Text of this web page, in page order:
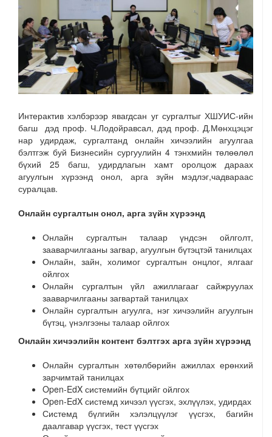
Интерактив хэлбэрээр явагдсан уг сургалтыг ХШУИС-ийн
багш дэд проф. Ч.Лодойравсал, дэд проф. Д.Мөнхцэцэг
нар удирдаж, сургалтанд онлайн хичээлийн агуулгаа
бэлтгэж буй Бизнесийн сургуулийн 4 тэнхмийн төлөөлөл
бүхий 25 багш, удирдлагын хамт оролцож дараах
агуулгын хүрээнд онол, арга зүйн мэдлэг,чадвараас
суралцав.
Онлайн сургалтын онол, арга зүйн хүрээнд
Онлайн сургалтын талаар үндсэн ойлголт,
зааварчилгааны загвар, агуулгын бүтэцтэй танилцах
Онлайн, зайн, холимог сургалтын онцлог, ялгааг
ойлгох
Онлайн сургалтын үйл ажиллагааг сайжруулах
зааварчилгааны загвартай танилцах
Онлайн сургалтын агуулга, нэг хичээлийн агуулгын
бүтэц, үнэлгээны талаар ойлгох
Онлайн хичээлийн контент бэлтгэх арга зүйн хүрээнд
Онлайн сургалтын хөтөлбөрийн ажиллах ерөнхий
зарчимтай танилцах
Open-EdX системийн бүтцийг ойлгох
Open-EdX системд хичээл үүсгэх, эхлүүлэх, удирдах
Системд бүлгийн хэлэлцүүлэг үүсгэх, багийн
даалгавар үүсгэх, тест үүсгэх